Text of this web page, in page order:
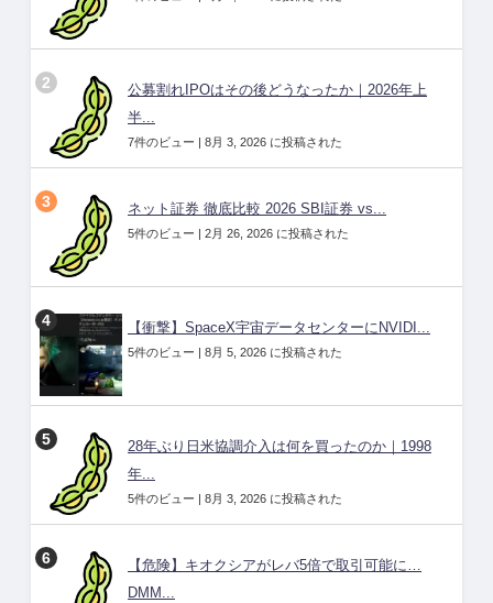
公募割れIPOはその後どうなったか｜2026年上
半...
7件のビュー | 8月 3, 2026 に投稿された
ネット証券 徹底比較 2026 SBI証券 vs...
5件のビュー | 2月 26, 2026 に投稿された
【衝撃】SpaceX宇宙データセンターにNVIDI...
5件のビュー | 8月 5, 2026 に投稿された
28年ぶり日米協調介入は何を買ったのか｜1998
年...
5件のビュー | 8月 3, 2026 に投稿された
【危険】キオクシアがレバ5倍で取引可能に…
DMM...